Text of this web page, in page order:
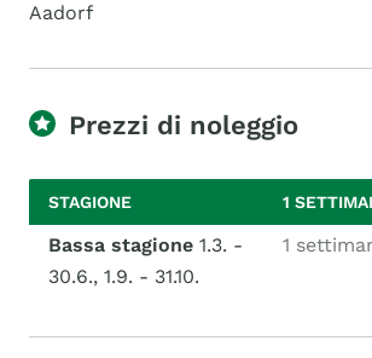
Aadorf
Prezzi di noleggio
STAGIONE 1
Bassa stagione 1.3. -
30.6., 1.9. - 31.10.
1